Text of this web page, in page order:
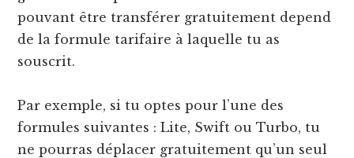
pouvant être transférer gratuitement depend
de la formule tarifaire à laquelle tu as
souscrit.
Par exemple, si tu optes pour l’une des
formules suivantes : Lite, Swift ou Turbo, tu
ne pourras déplacer gratuitement qu’un seul